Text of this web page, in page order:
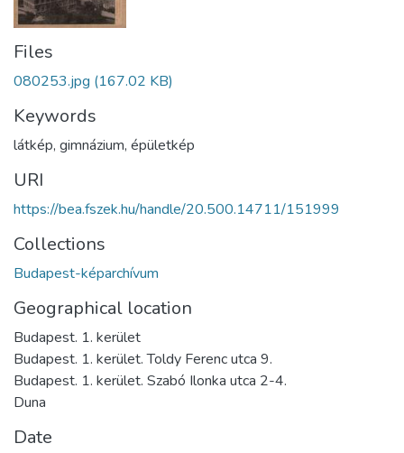
Files
080253.jpg (167.02 KB)
Keywords
látkép, gimnázium, épületkép
URI
https://bea.fszek.hu/handle/20.500.14711/151999
Collections
Budapest-képarchívum
Geographical location
Budapest. 1. kerület
Budapest. 1. kerület. Toldy Ferenc utca 9.
Budapest. 1. kerület. Szabó Ilonka utca 2-4.
Duna
Date